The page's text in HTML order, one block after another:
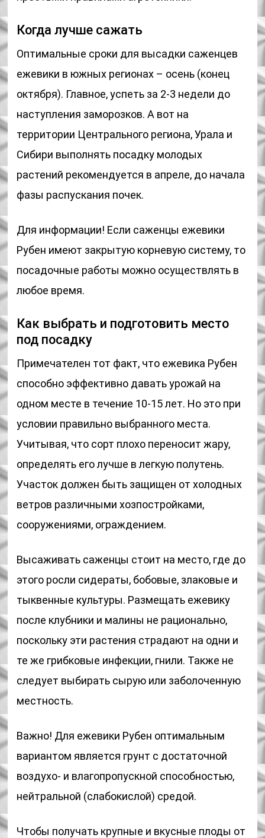
Когда лучше сажать
Оптимальные сроки для высадки саженцев
ежевики в южных регионах – осень (конец
октября). Главное, успеть за 2-3 недели до
наступления заморозков. А вот на
территории Центрального региона, Урала и
Сибири выполнять посадку молодых
растений рекомендуется в апреле, до начала
фазы распускания почек.
Для информации! Если саженцы ежевики
Рубен имеют закрытую корневую систему, то
посадочные работы можно осуществлять в
любое время.
Как выбрать и подготовить место
под посадку
Примечателен тот факт, что ежевика Рубен
способно эффективно давать урожай на
одном месте в течение 10-15 лет. Но это при
условии правильно выбранного места.
Учитывая, что сорт плохо переносит жару,
определять его лучше в легкую полутень.
Участок должен быть защищен от холодных
ветров различными хозпостройками,
сооружениями, ограждением.
Высаживать саженцы стоит на место, где до
этого росли сидераты, бобовые, злаковые и
тыквенные культуры. Размещать ежевику
после клубники и малины не рационально,
поскольку эти растения страдают на одни и
те же грибковые инфекции, гнили. Также не
следует выбирать сырую или заболоченную
местность.
Важно! Для ежевики Рубен оптимальным
вариантом является грунт с достаточной
воздухо- и влагопропускной способностью,
нейтральной (слабокислой) средой.
Чтобы получать крупные и вкусные плоды от